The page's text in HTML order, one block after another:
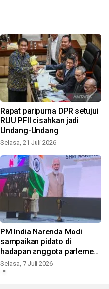
Rapat paripurna DPR setujui
RUU PFII disahkan jadi
Undang-Undang
Selasa, 21 Juli 2026
PM India Narenda Modi
sampaikan pidato di
hadapan anggota parlemen
RI
Selasa, 7 Juli 2026